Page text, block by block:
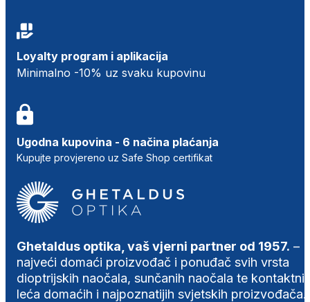
Loyalty program i aplikacija
Minimalno -10% uz svaku kupovinu
Ugodna kupovina - 6 načina plaćanja
Kupujte provjereno uz Safe Shop certifikat
Ghetaldus optika, vaš vjerni partner od 1957. –
najveći domaći proizvođač i ponuđač svih vrsta
dioptrijskih naočala, sunčanih naočala te
leća domaćih i najpoznatijih svjetskih proizvođača.